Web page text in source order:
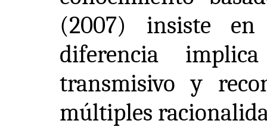
(2007) insiste
diferencia
transmisivo y
múltiples